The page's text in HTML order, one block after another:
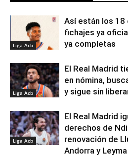
Liga Acb
Así están los 18
fichajes ya
ya completas
Liga Acb
El Real Madrid
en nómina,
y sigue sin
Liga Acb
El Real Madrid
derechos de
renovación de
Andorra y